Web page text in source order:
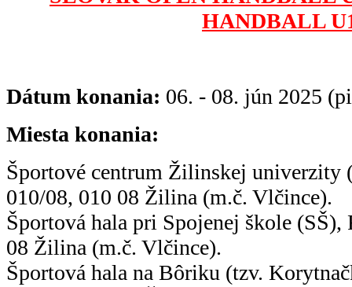
HANDBALL
Dátum konania: 06. - 08. jún 2025
Miesta konania:
Športové centrum Žilinskej univerzity
010/08, 010 08 Žilina (m.č. Vlčince).
Športová hala pri Spojenej škole (SŠ),
08 Žilina (m.č. Vlčince).
Športová hala na Bôriku (tzv.